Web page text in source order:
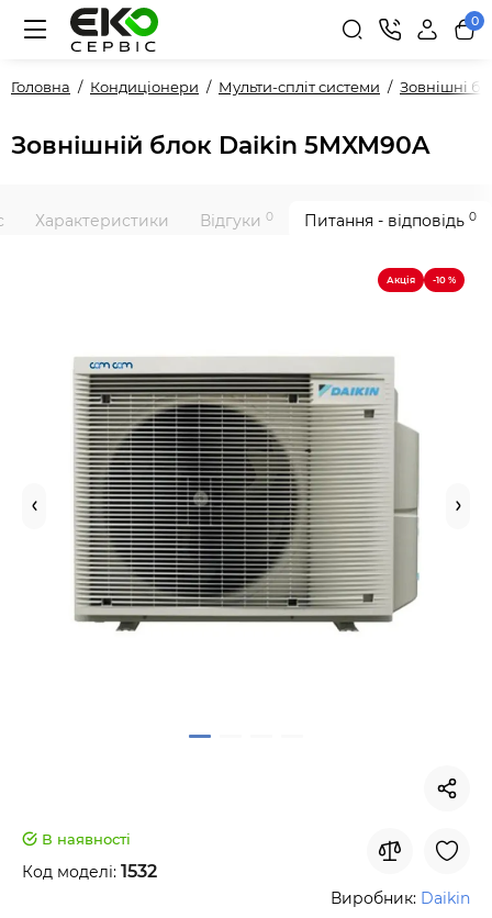
0
Головна Кондиціонери Мульти-спліт системи Зовнішні
Зовнішній блок Daikin 5MXM90A
Характеристики Відгуки 0 Питання - відповідь 0
Акція -10 %
В наявності
Код моделі: 1532
Виробник: Daikin